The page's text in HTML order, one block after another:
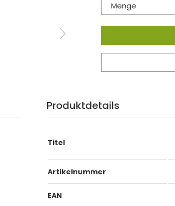
Menge
Produktdetails
Titel
Artikelnummer
EAN